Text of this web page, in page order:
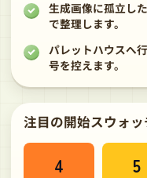
生成画像に孤立し
で整理します。
パレットハウスへ
号を控えます。
注目の開始スウォッ
4 5